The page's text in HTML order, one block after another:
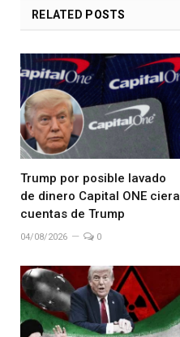
RELATED POSTS
Trump por posible lavado
de dinero Capital ONE ciera
cuentas de Trump
04/08/2026 0